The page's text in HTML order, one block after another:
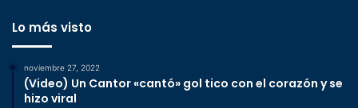
Lo más visto
noviembre 27, 2022
(Video) Un Cantor «cantó» gol tico con el corazón y se
hizo viral